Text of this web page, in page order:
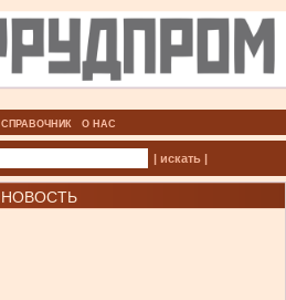
СПРАВОЧНИК О НАС
| искать |
НОВОСТЬ